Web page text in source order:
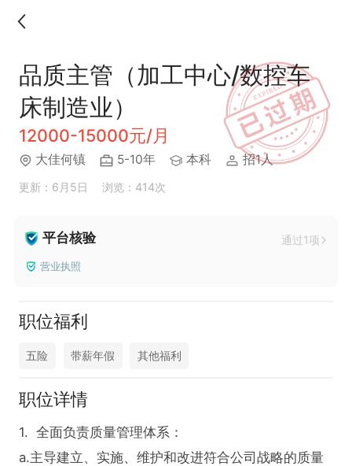
品质主管（加工中心/数控车
床制造业）
12000-15000元/月
大佳何镇 5-10年 本科 招1人
更新：6月5日 浏览：414次
平台核验 通过1项
营业执照
职位福利
五险 带薪年假 其他福利
职位详情
1.  全面负责质量管理体系：
a.主导建立、实施、维护和改进符合公司战略的质量